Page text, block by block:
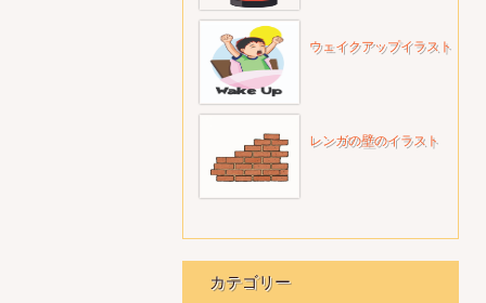
ウェイクアップイラスト
レンガの壁のイラスト
カテゴリー